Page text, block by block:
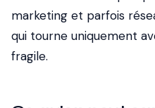
marketing et parfois
qui tourne uniquement
fragile.